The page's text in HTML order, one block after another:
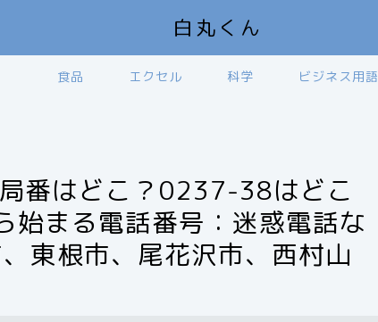
白丸くん
食品 エクセル 科学 ビジネス用語
番はどこ？0237-38はどこ
まる電話番号：迷惑電話な
東根市、尾花沢市、西村山